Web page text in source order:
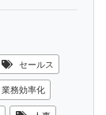
セールス
業務効率化